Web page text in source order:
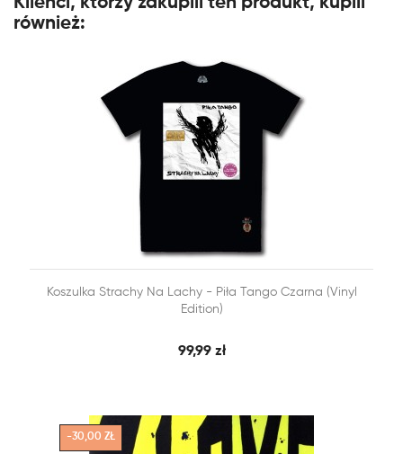
również:
DODAJ DO KOSZYKA SZYBKI PODGLĄD
Koszulka Strachy Na Lachy - Piła Tango Czarna (Vinyl
Edition)
99,99 zł
-30,00 ZŁ